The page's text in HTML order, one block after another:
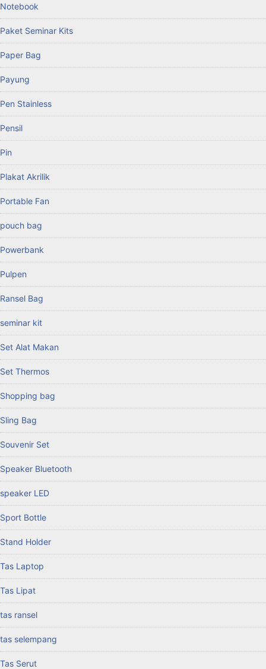
Notebook
Paket Seminar Kits
Paper Bag
Payung
Pen Stainless
Pensil
Pin
Plakat Akrilik
Portable Fan
pouch bag
Powerbank
Pulpen
Ransel Bag
seminar kit
Set Alat Makan
Set Thermos
Shopping bag
Sling Bag
Souvenir Set
Speaker Bluetooth
speaker LED
Sport Bottle
Stand Holder
Tas Laptop
Tas Lipat
tas ransel
tas selempang
Tas Serut